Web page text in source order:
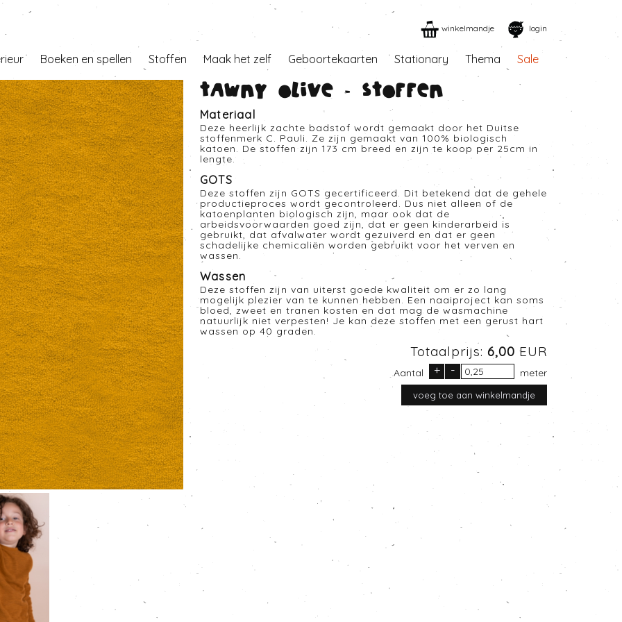
winkelmandje login
Boeken en spellen Stoffen Maak het zelf Geboortekaarten Stationary Thema Sale
Tawny olive - Stoffen
Materiaal
Deze heerlijk zachte badstof wordt gemaakt door het Duitse
stoffenmerk C. Pauli. Ze zijn gemaakt van 100% biologisch
katoen. De stoffen zijn 173 cm breed en zijn te koop per 25cm in
lengte.
GOTS
Deze stoffen zijn GOTS gecertificeerd. Dit betekend dat de gehele
productieproces wordt gecontroleerd. Dus niet alleen of de
katoenplanten biologisch zijn, maar ook dat de
arbeidsvoorwaarden goed zijn, dat er geen kinderarbeid is
gebruikt, dat afvalwater wordt gezuiverd en dat er geen
schadelijke chemicaliën worden gebruikt voor het verven en
wassen.
Wassen
Deze stoffen zijn van uiterst goede kwaliteit om er zo lang
mogelijk plezier van te kunnen hebben. Een naaiproject kan soms
bloed, zweet en tranen kosten en dat mag de wasmachine
natuurlijk niet verpesten! Je kan deze stoffen met een gerust hart
wassen op 40 graden.
Totaalprijs: 6,00 EUR
Aantal + - meter